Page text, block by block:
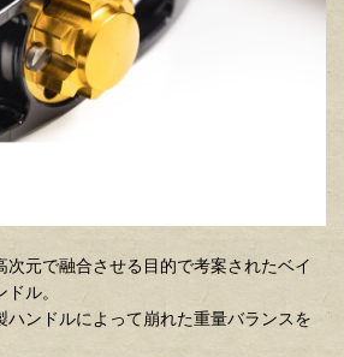
次元で融合させる目的で考案されたベイ
ル。
ハンドルによって崩れた重量バランスを